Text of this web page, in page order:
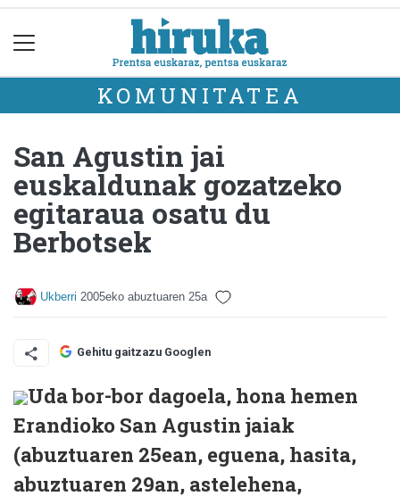
KOMUNITATEA
San Agustin jai
euskaldunak gozatzeko
egitaraua osatu du
Berbotsek
Ukberri 2005eko abuztuaren 25a
Gehitu gaitzazu Googlen
Uda bor-bor dagoela, hona hemen
Erandioko San Agustin jaiak
(abuztuaren 25ean, eguena, hasita,
abuztuaren 29an, astelehena,